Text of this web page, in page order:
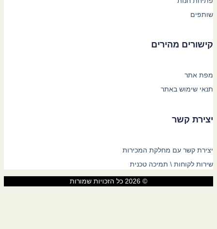
שותפים
קישורים מהירים
מפת אתר
תנאי שימוש באתר
יצירת קשר
יצירת קשר עם מחלקת המכירות
שירות לקוחות \ תמיכה טכנית
© 2026 כל הזכויות שמורות